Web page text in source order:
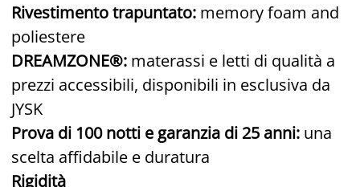
Rivestimento trapuntato: memory foam and
poliestere
DREAMZONE®: materassi e letti di qualità a
prezzi accessibili, disponibili in esclusiva da
JYSK
Prova di 100 notti e garanzia di 25 anni: una
scelta affidabile e duratura
Rigidità